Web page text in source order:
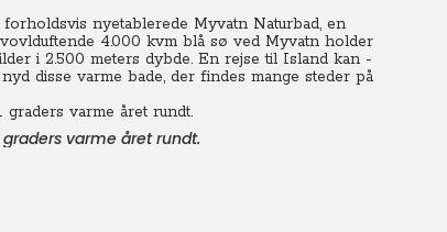
nyetablerede Myvatn Naturbad, en
4.000 kvm blå sø ved Myvatn holder
i 2.500 meters dybde. En rejse til Island kan -
disse varme bade, der findes mange steder på
varme året rundt.